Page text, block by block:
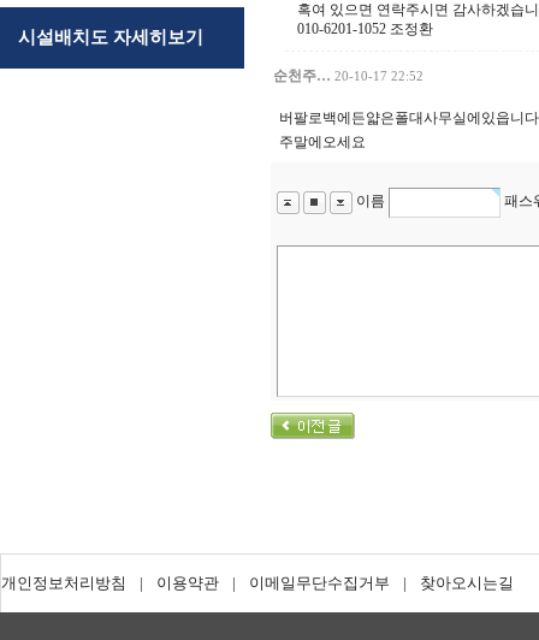
시설배치도 자세히보기
혹여 있으면 연락주시면 감사하겠습
010-6201-1052 조정환
순천주… 20-10-17 22:52
버팔로백에든얇은폴대사무실에있읍니다
주말에오세요
이름 패스
개인정보처리방침 | 이용약관 | 이메일무단수집거부 | 찾아오시는길